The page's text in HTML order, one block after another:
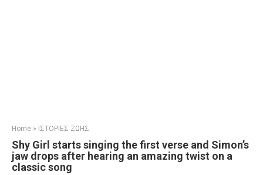
Home » ΙΣΤΟΡΙΕΣ ΖΩΗΣ
Shy Girl starts singing the first verse and Simon’s
jaw drops after hearing an amazing twist on a
classic song